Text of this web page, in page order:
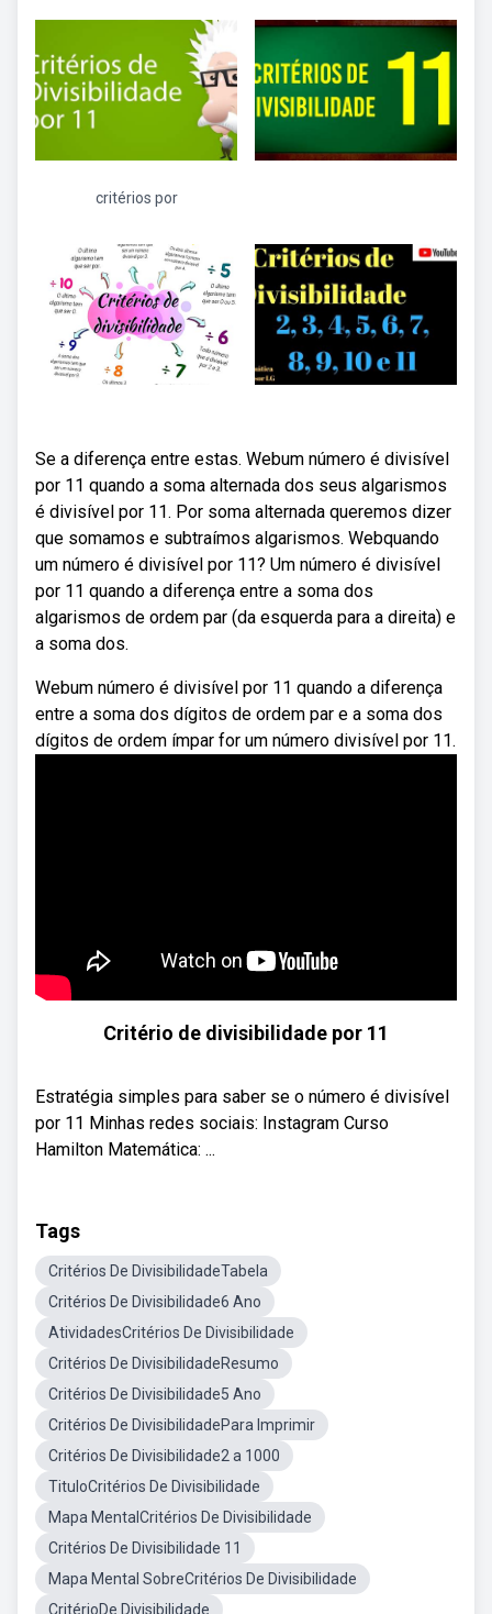
critérios por
Se a diferença entre estas. Webum número é divisível
por 11 quando a soma alternada dos seus algarismos
é divisível por 11. Por soma alternada queremos dizer
que somamos e subtraímos algarismos. Webquando
um número é divisível por 11? Um número é divisível
por 11 quando a diferença entre a soma dos
algarismos de ordem par (da esquerda para a direita) e
a soma dos.
Webum número é divisível por 11 quando a diferença
entre a soma dos dígitos de ordem par e a soma dos
dígitos de ordem ímpar for um número divisível por 11.
Critério de divisibilidade por 11
Estratégia simples para saber se o número é divisível
por 11 Minhas redes sociais: Instagram Curso
Hamilton Matemática: ...
Tags
Critérios De DivisibilidadeTabela
Critérios De Divisibilidade6 Ano
AtividadesCritérios De Divisibilidade
Critérios De DivisibilidadeResumo
Critérios De Divisibilidade5 Ano
Critérios De DivisibilidadePara Imprimir
Critérios De Divisibilidade2 a 1000
TituloCritérios De Divisibilidade
Mapa MentalCritérios De Divisibilidade
Critérios De Divisibilidade 11
Mapa Mental SobreCritérios De Divisibilidade
CritérioDe Divisibilidade